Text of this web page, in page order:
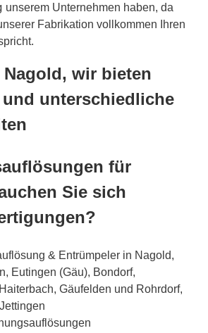
unserem Unternehmen haben, da
Fabrikation vollkommen Ihren
Nagold, wir bieten
unterschiedliche
für
Sie sich
& Entrümpeler in Nagold,
Eutingen (Gäu), Bondorf,
Gäufelden und Rohrdorf,